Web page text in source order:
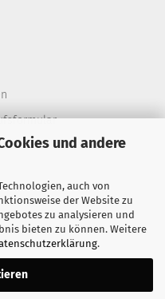
und andere
auch von
der Website zu
zu analysieren und
bieten zu können. Weitere
.